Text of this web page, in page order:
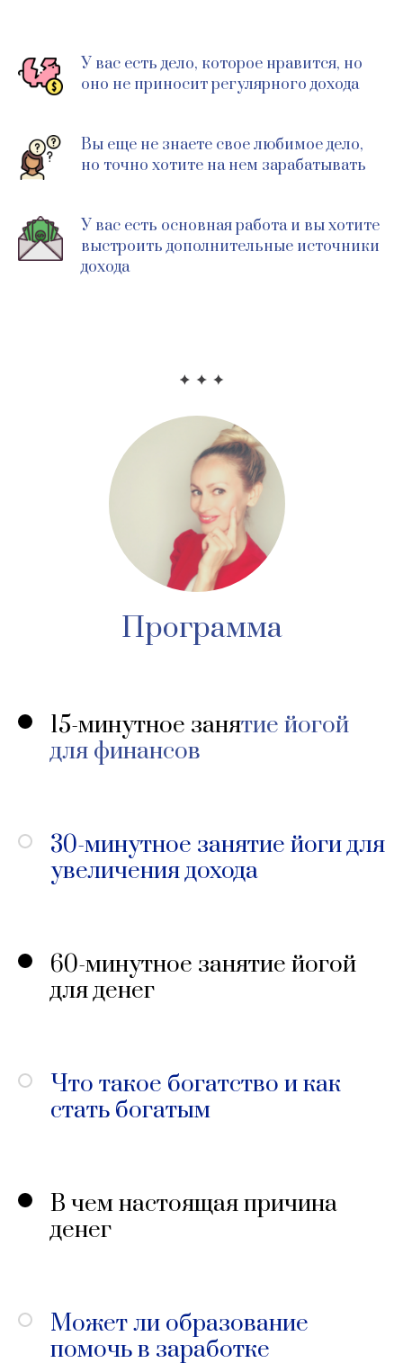
У вас есть дело, которое нравится, но
оно не приносит регулярного дохода
Вы еще не знаете свое любимое дело,
но точно хотите на нем зарабатывать
У вас есть основная работа и вы хотите
выстроить дополнительные источники
дохода
Программа
15-минутное занятие йогой
для финансов
30-минутное занятие йоги для
увеличения дохода
60-минутное занятие йогой
для денег
Что такое богатство и как
стать богатым
В чем настоящая причина
денег
Может ли образование
помочь в заработке